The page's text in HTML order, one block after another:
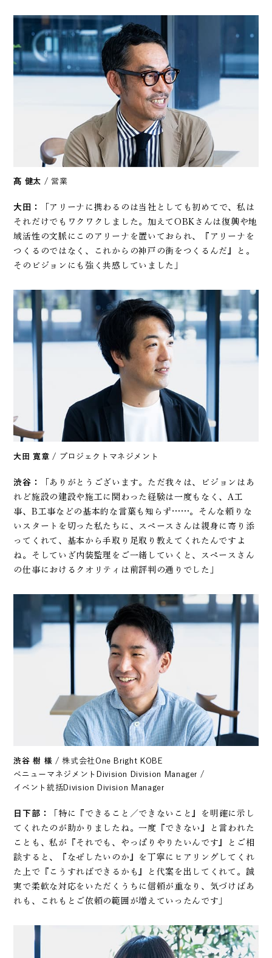
髙 健太 / 営業
大田：
「アリーナに携わるのは当社としても初めてで、私は
それだけでもワクワクしました。加えてOBKさんは復興や地
域活性の文脈にこのアリーナを置いておられ、『アリーナを
つくるのではなく、これからの神戸の街をつくるんだ』と。
そのビジョンにも強く共感していました」
大田 寛章 / プロジェクトマネジメント
渋谷：
「ありがとうございます。ただ我々は、ビジョンはあ
れど施設の建設や施工に関わった経験は一度もなく、A工
事、B工事などの基本的な言葉も知らず……。そんな頼りな
いスタートを切った私たちに、スペースさんは親身に寄り添
ってくれて、基本から手取り足取り教えてくれたんですよ
ね。そしていざ内装監理をご一緒していくと、スペースさん
の仕事におけるクオリティは前評判の通りでした」
渋谷 樹 様 / 株式会社One Bright KOBE
ベニューマネジメントDivision Division Manager /
イベント統括Division Division Manager
日下部：
「特に『できること／できないこと』を明確に示し
てくれたのが助かりましたね。一度『できない』と言われた
ことも、私が『それでも、やっぱりやりたいんです』とご相
談すると、『なぜしたいのか』を丁寧にヒアリングしてくれ
た上で『こうすればできるかも』と代案を出してくれて。誠
実で柔軟な対応をいただくうちに信頼が重なり、気づけばあ
れも、これもとご依頼の範囲が増えていったんです」